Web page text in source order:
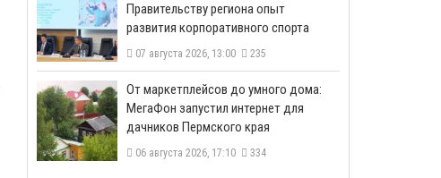
Правительству региона опыт
развития корпоративного спорта
07 августа 2026, 13:00 235
От маркетплейсов до умного дома:
МегаФон запустил интернет для
дачников Пермского края
06 августа 2026, 17:10 334